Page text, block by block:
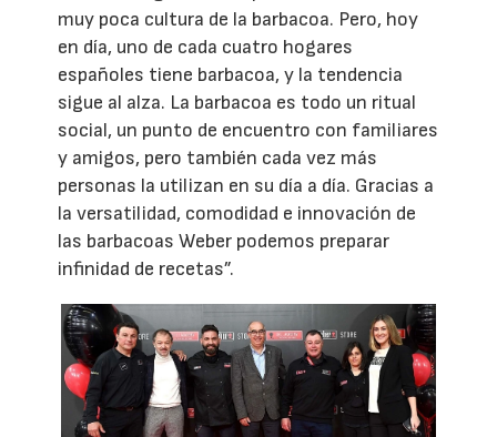
muy poca cultura de la barbacoa. Pero, hoy
en día, uno de cada cuatro hogares
españoles tiene barbacoa, y la tendencia
sigue al alza. La barbacoa es todo un ritual
social, un punto de encuentro con familiares
y amigos, pero también cada vez más
personas la utilizan en su día a día. Gracias a
la versatilidad, comodidad e innovación de
las barbacoas Weber podemos preparar
infinidad de recetas”.